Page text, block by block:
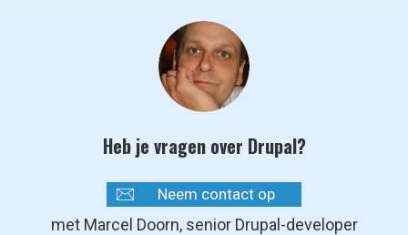
Contact
Heb je vragen over Drupal?
Neem contact op
met Marcel Doorn, senior Drupal-developer